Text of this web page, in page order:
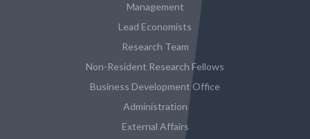
Management
Lead Economists
Research Team
Non-Resident Research Fellows
Business Development Office
Administration
External Affairs